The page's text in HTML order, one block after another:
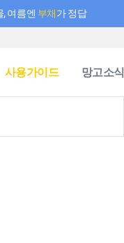
, 여름엔 부채가 정답
사용가이드 망고소식